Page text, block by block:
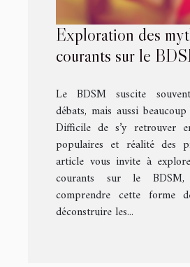
Exploration des
courants sur le
Le BDSM suscite
débats, mais aussi beaucoup
Difficile de s’y retrouver
populaires et réalité des
article vous invite à
courants sur le
comprendre cette forme
déconstruire les...